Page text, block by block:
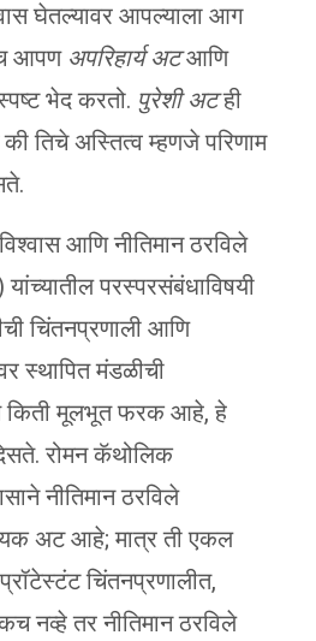
घेतल्यावर आपल्याला आग
आपण अपरिहार्य अटआणि
भेद करतो. पुरेशी अटही
तिचे अस्तित्व म्हणजे परिणाम
आणि नीतिमान ठरविले
परस्परसंबंधाविषयी
चिंतनप्रणाली आणि
स्थापित मंडळीची
किती मूलभूत फरक आहे, हे
रोमन कॅथोलिक
नीतिमान ठरविले
अट आहे; मात्र ती एकल
चिंतनप्रणालीत,
नव्हे तर नीतिमान ठरविले